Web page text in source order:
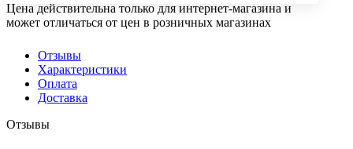
Цена действительна только для интернет-магазина и
может отличаться от цен в розничных магазинах
Отзывы
Характеристики
Оплата
Доставка
Отзывы